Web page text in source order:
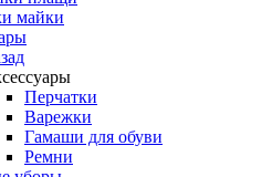
майки
Перчатки
Варежки
Гамаши для обуви
Ремни